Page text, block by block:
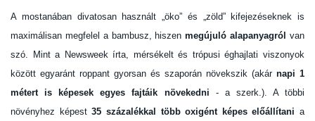
A mostanában divatosan használt „öko” és „zöld” kifejezéseknek is
maximálisan megfelel a bambusz, hiszenmegújuló alapanyagról van
szó. Mint a Newsweek írta, mérsékelt és trópusi éghajlati viszonyok
között egyaránt roppant gyorsan és szaporán növekszik (akár napi 1
métert is képesek egyes fajtáik
növekedni - a szerk.). A többi
növényhez képest35 százalékkal több oxigént képes előállítani a